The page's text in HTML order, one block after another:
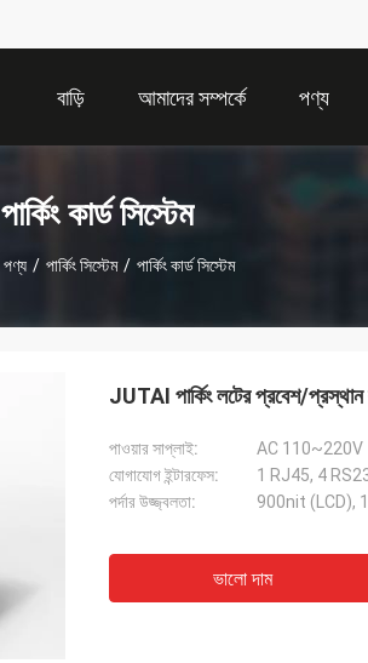
বাড়ি আমাদের সম্পর্কে পণ্য
পার্কিং কার্ড সিস্টেম
পণ্য / পার্কিং সিস্টেম / পার্কিং কার্ড সিস্টেম
JUTAI পার্কিং লটের প্রবেশ/প্রস্থান
পাওয়ার সাপ্লাই:
AC 110~220V
যোগাযোগ ইন্টারফেস:
1 RJ45, 4
পর্দার উজ্জ্বলতা:
900nit (LCD),
ভালো দাম